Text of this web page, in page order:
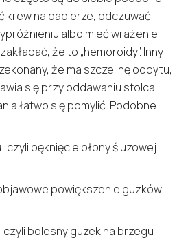
krew na papierze, odczuwać
albo mieć wrażenie
że to „hemoroidy”. Inny
że ma szczelinę odbytu,
się przy oddawaniu stolca.
łatwo się pomylić. Podobne
, czyli pęknięcie błony śluzowej
powiększenie guzków
, czyli bolesny guzek na brzegu